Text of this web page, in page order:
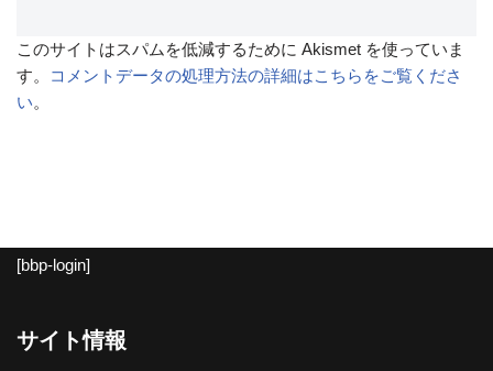
このサイトはスパムを低減するために Akismet を使っていま
す。
コメントデータの処理方法の詳細はこちらをご覧くださ
い。
[bbp-login]
サイト情報